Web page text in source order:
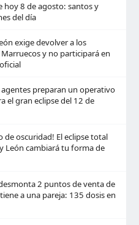
hoy 8 de agosto: santos y
del día
exige devolver a los
y no participará en
preparan un operativo
el gran eclipse del 12 de
de oscuridad! El eclipse total
León cambiará tu forma de
2 puntos de venta de
a una pareja: 135 dosis en